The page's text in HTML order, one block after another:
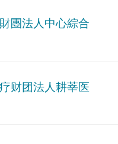
團法人中心綜合
财团法人耕莘医